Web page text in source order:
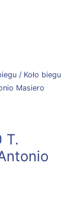
/ Koło biegu
Masiero
T.